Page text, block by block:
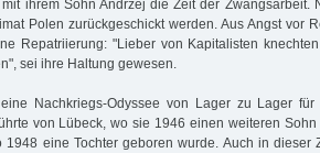
ihrem Sohn Andrzej die Zeit der Zwangsarbeit.
Polen zurückgeschickt werden. Aus Angst vor
Repatriierung: "Lieber von Kapitalisten
sei ihre Haltung gewesen.
Nachkriegs-Odyssee von Lager zu Lager
von Lübeck, wo sie 1946 einen weiteren
1948 eine Tochter geboren wurde. Auch in dieser